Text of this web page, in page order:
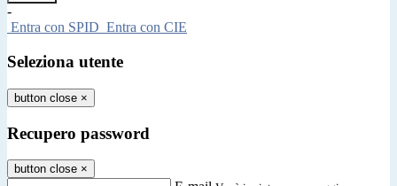
-
Entra con SPID Entra con CIE
Seleziona utente
button close ×
Recupero password
button close ×